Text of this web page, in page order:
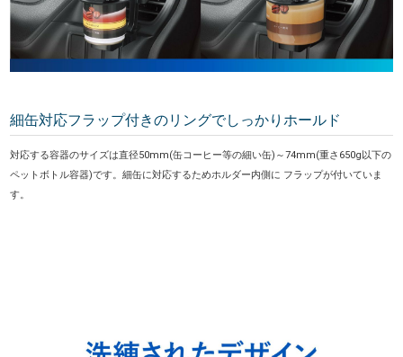
細缶対応フラップ付きのリングでしっかりホールド
対応する容器のサイズは直径50mm(缶コーヒー等の細い缶)～74mm(重さ650g以下の
ペットボトル容器)です。細缶に対応するためホルダー内側に フラップが付いていま
す。